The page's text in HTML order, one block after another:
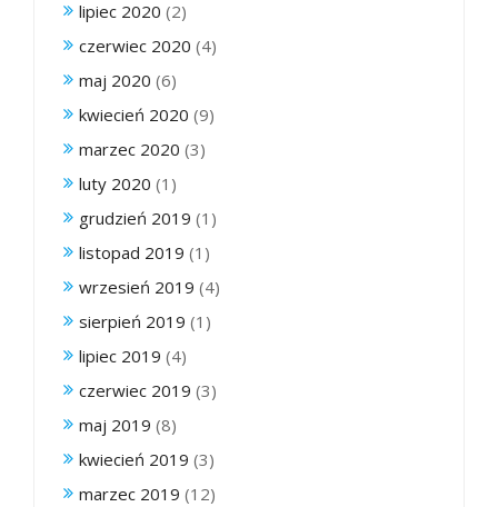
lipiec 2020 (2)
czerwiec 2020 (4)
maj 2020 (6)
kwiecień 2020 (9)
marzec 2020 (3)
luty 2020 (1)
grudzień 2019 (1)
listopad 2019 (1)
wrzesień 2019 (4)
sierpień 2019 (1)
lipiec 2019 (4)
czerwiec 2019 (3)
maj 2019 (8)
kwiecień 2019 (3)
marzec 2019 (12)